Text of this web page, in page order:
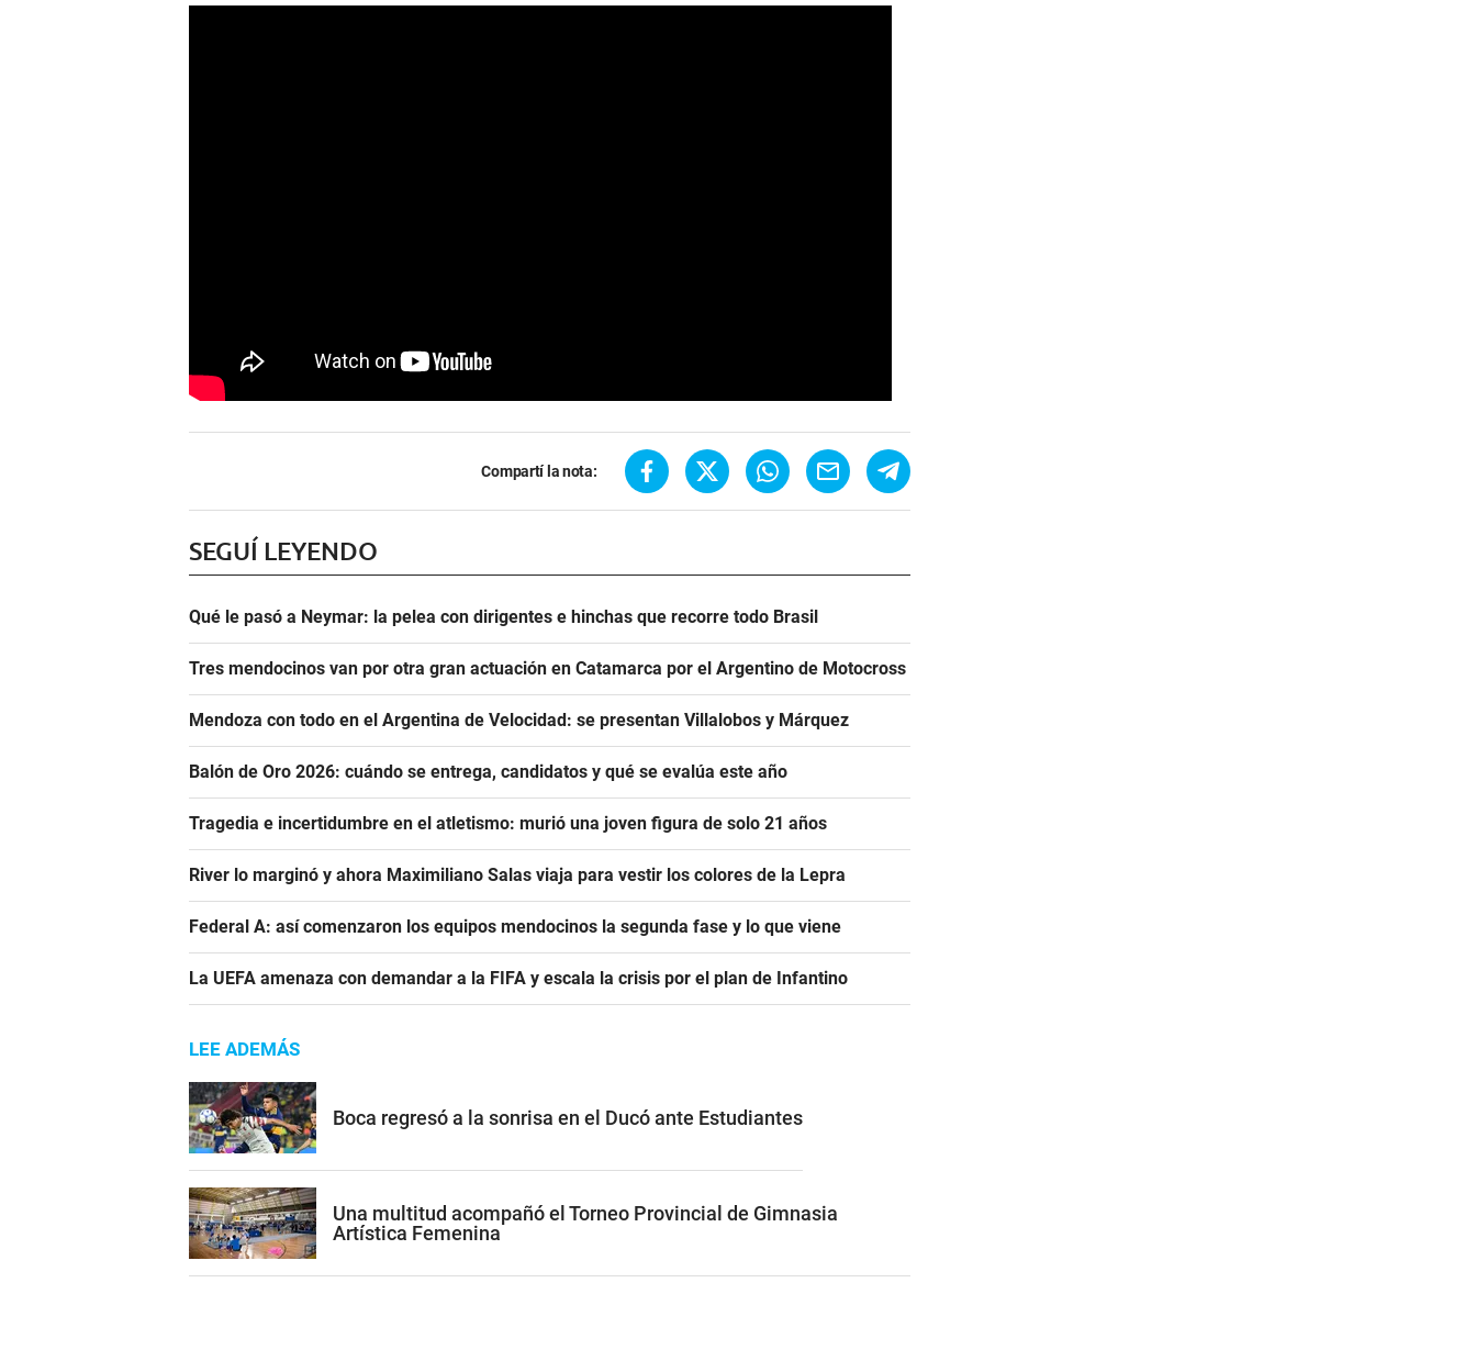
Compartí la nota:
SEGUÍ LEYENDO
Qué le pasó a Neymar: la pelea con dirigentes e hinchas que recorre todo Brasil
Tres mendocinos van por otra gran actuación en Catamarca por el Argentino de Motocross
Mendoza con todo en el Argentina de Velocidad: se presentan Villalobos y Márquez
Balón de Oro 2026: cuándo se entrega, candidatos y qué se evalúa este año
Tragedia e incertidumbre en el atletismo: murió una joven figura de solo 21 años
River lo marginó y ahora Maximiliano Salas viaja para vestir los colores de la Lepra
Federal A: así comenzaron los equipos mendocinos la segunda fase y lo que viene
La UEFA amenaza con demandar a la FIFA y escala la crisis por el plan de Infantino
LEE ADEMÁS
Boca regresó a la sonrisa en el Ducó ante Estudiantes
Una multitud acompañó el Torneo Provincial de Gimnasia
Artística Femenina